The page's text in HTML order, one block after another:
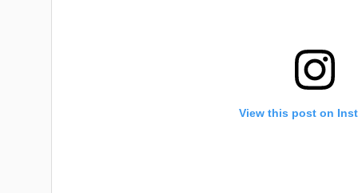
View this post on